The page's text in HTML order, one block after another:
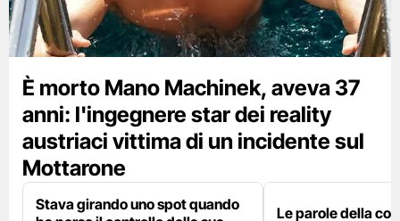
È morto Mano Machinek, aveva 37
anni: l'ingegnere star dei reality
austriaci vittima di un incidente sul
Mottarone
Stava girando uno spot quando
Le parole della